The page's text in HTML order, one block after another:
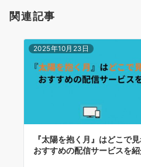
関連記事
2025年10月23日
『太陽を抱く月』はどこで
おすすめの配信サービスを